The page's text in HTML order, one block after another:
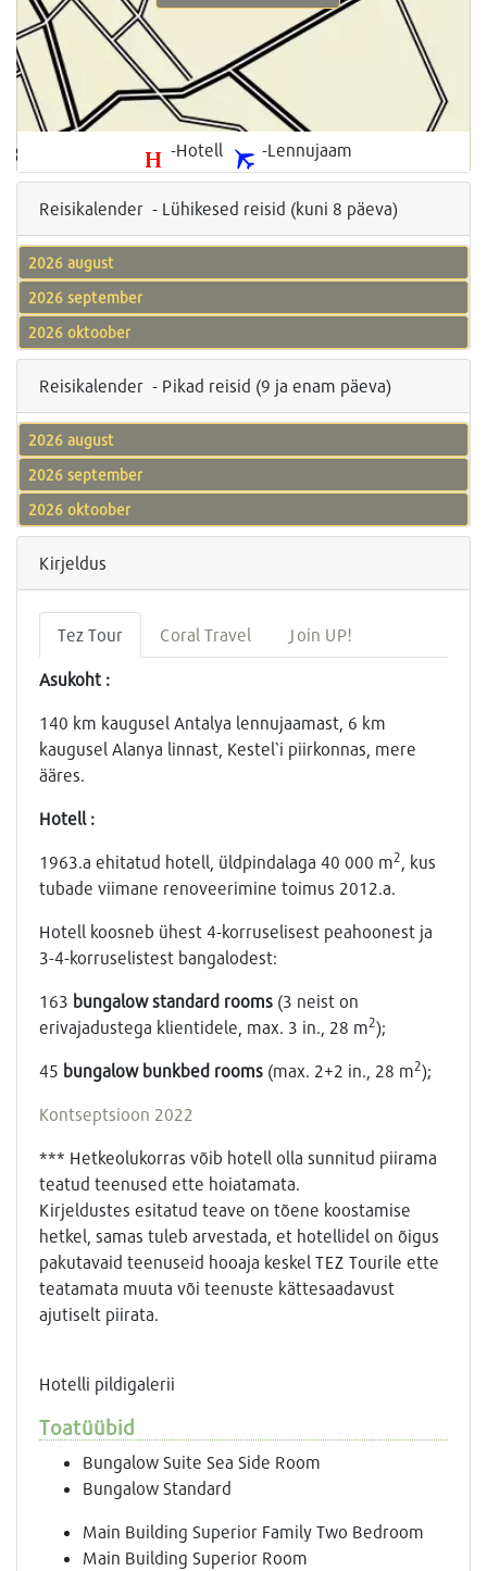
-Hotell -Lennujaam
Reisikalender - Lühikesed reisid (kuni 8 päeva)
2026 august
2026 september
2026 oktoober
Reisikalender - Pikad reisid (9 ja enam päeva)
2026 august
2026 september
2026 oktoober
Kirjeldus
Tez Tour Coral Travel Join UP!
Asukoht :
140 km kaugusel Antalya lennujaamast, 6 km
kaugusel Alanya linnast, Kestel`i piirkonnas, mere
ääres.
Hotell :
1963.a ehitatud hotell, üldpindalaga 40 000 m2 , kus
tubade viimane renoveerimine toimus 2012.a.
Hotell koosneb ühest 4-korruselisest peahoonest ja
3-4-korruselistest bangalodest:
163 bungalow standard rooms (3 neist on
erivajadustega klientidele, max. 3 in., 28 m2);
45 bungalow bunkbed rooms (max. 2+2 in., 28 m2);
Kontseptsioon 2022
*** Hetkeolukorras võib hotell olla sunnitud piirama
teatud teenused ette hoiatamata.
Kirjeldustes esitatud teave on tõene koostamise
hetkel, samas tuleb arvestada, et hotellidel on õigus
pakutavaid teenuseid hooaja keskel TEZ Tourile ette
teatamata muuta või teenuste kättesaadavust
ajutiselt piirata.
Hotelli pildigalerii
Toatüübid
Bungalow Suite Sea Side Room
Bungalow Standard
Main Building Superior Family Two Bedroom
Main Building Superior Room